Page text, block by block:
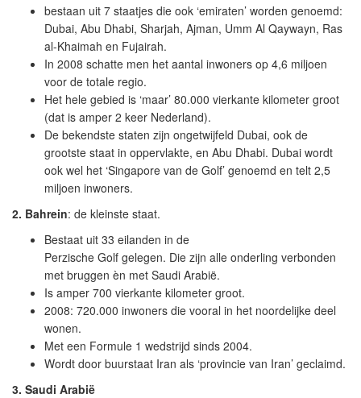
bestaan uit 7 staatjes die ook ‘emiraten’ worden genoemd:
Dubai, Abu Dhabi, Sharjah, Ajman, Umm Al Qaywayn, Ras
al-Khaimah en Fujairah.
In 2008 schatte men het aantal inwoners op 4,6 miljoen
voor de totale regio.
Het hele gebied is ‘maar’ 80.000 vierkante kilometer groot
(dat is amper 2 keer Nederland).
De bekendste staten zijn ongetwijfeld Dubai, ook de
grootste staat in oppervlakte, en Abu Dhabi. Dubai wordt
ook wel het ‘Singapore van de Golf’ genoemd en telt 2,5
miljoen inwoners.
2. Bahrein: de kleinste staat.
Bestaat uit 33 eilanden in de
Perzische Golf gelegen. Die zijn alle onderling verbonden
met bruggen èn met Saudi Arabië.
Is amper 700 vierkante kilometer groot.
2008: 720.000 inwoners die vooral in het noordelijke deel
wonen.
Met een Formule 1 wedstrijd sinds 2004.
Wordt door buurstaat Iran als ‘provincie van Iran’ geclaimd.
3. Saudi Arabië